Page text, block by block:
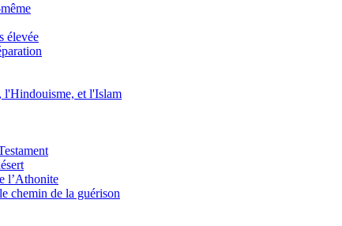
élevée
et l'Islam
l’Athonite
chemin de la guérison